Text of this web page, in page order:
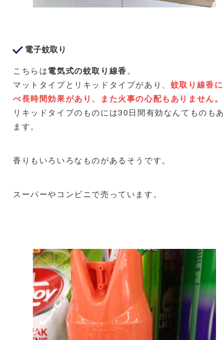
電子蚊取り
こちらは電気式の蚊取り線香。
マットタイプとリキッドタイプがあり、 蚊取り線香
べ長時間効果があり、また火事の心配もありません。
リキッドタイプのものには30日間有効なんてものも
ます。
香りもいろいろなものがあるそうです。
スーパーやコンビニで売っています。